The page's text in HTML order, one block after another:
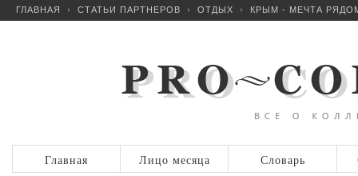
ГЛАВНАЯ СТАТЬИ ПАРТНЕРОВ ОТДЫХ КРЫМ - МЕЧТА
Главная Лицо месяца Словарь